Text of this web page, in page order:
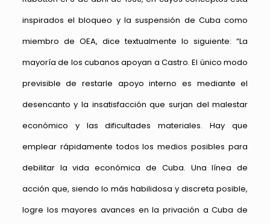
inspirados el bloqueo y la suspensión de Cuba como
miembro de OEA, dice textualmente lo siguiente: “La
mayoría de los cubanos apoyan a Castro. El único modo
previsible de restarle apoyo interno es mediante el
desencanto y la insatisfacción que surjan del malestar
económico y las dificultades materiales. Hay que
emplear rápidamente todos los medios posibles para
debilitar la vida económica de Cuba. Una línea de
acción que, siendo lo más habilidosa y discreta posible,
logre los mayores avances en la privación a Cuba de